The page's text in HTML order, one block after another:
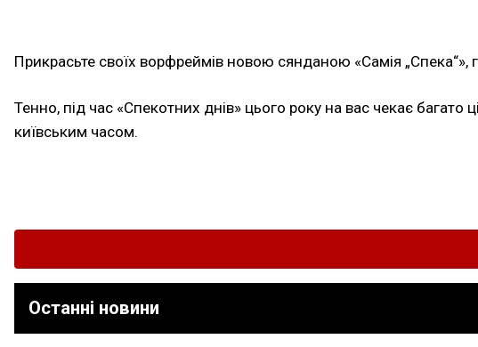
Прикрасьте своїх ворфреймів новою сянданою «Самія
Тенно, під час «Спекотних днів» цього року на вас чекає багато
київським часом.
Останні новини